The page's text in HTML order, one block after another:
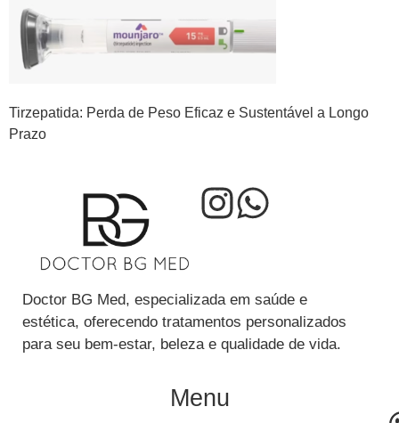
Tirzepatida: Perda de Peso Eficaz e Sustentável a Longo
Prazo
Doctor BG Med, especializada em saúde e
estética, oferecendo tratamentos personalizados
para seu bem-estar, beleza e qualidade de vida.
Menu